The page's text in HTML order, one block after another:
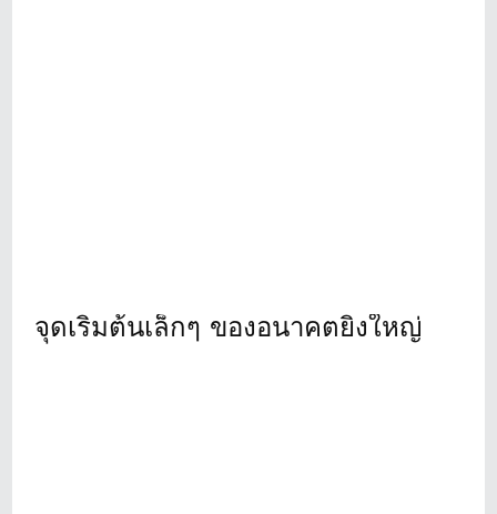
จุดเริ่มต้นเล็กๆ ของอนาคตยิ่งใหญ่